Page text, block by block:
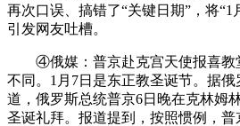
再次口误、搞错了“关键日期”，将“1
引发网友吐槽。
④俄媒：普京赴克宫天使报喜教
不同。1月7日是东正教圣诞节。据
道，俄罗斯总统普京6日晚在克林姆
圣诞礼拜。报道提到，按照惯例，